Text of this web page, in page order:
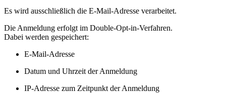
Es wird ausschließlich die E-Mail-Adresse verarbeitet.
Die Anmeldung erfolgt im Double-Opt-in-Verfahren.
Dabei werden gespeichert:
E-Mail-Adresse
Datum und Uhrzeit der Anmeldung
IP-Adresse zum Zeitpunkt der Anmeldung